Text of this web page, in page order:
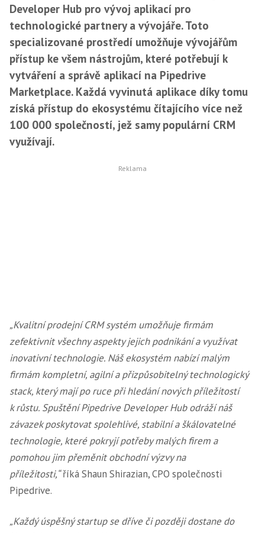
Developer Hub pro vývoj aplikací pro
technologické partnery a vývojáře. Toto
specializované prostředí umožňuje vývojářům
přístup ke všem nástrojům, které potřebují k
vytváření a správě aplikací na Pipedrive
Marketplace. Každá vyvinutá aplikace díky tomu
získá přístup do ekosystému čítajícího více než
100 000 společností, jež samy populární CRM
využívají.
„Kvalitní prodejní CRM systém umožňuje firmám
zefektivnit všechny aspekty jejich podnikání a využívat
inovativní technologie. Náš ekosystém nabízí malým
firmám kompletní, agilní a přizpůsobitelný technologický
stack, který mají po ruce při hledání nových příležitostí
k růstu. Spuštění Pipedrive Developer Hub odráží náš
závazek poskytovat spolehlivé, stabilní a škálovatelné
technologie, které pokryjí potřeby malých firem a
pomohou jim přeměnit obchodní výzvy na
příležitosti,“říká Shaun Shirazian, CPO společnosti
Pipedrive.
„Každý úspěšný startup se dříve či později dostane do